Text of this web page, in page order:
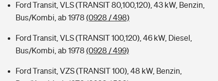
Ford Transit, VLS (TRANSIT 80,100,120), 43 kW, Benzin,
Bus/Kombi, ab 1978 (0928 / 498)
Ford Transit, VLS (TRANSIT 100,120), 46 kW, Diesel,
Bus/Kombi, ab 1978 (0928 / 499)
Ford Transit, VZS (TRANSIT 100), 48 kW, Benzin,